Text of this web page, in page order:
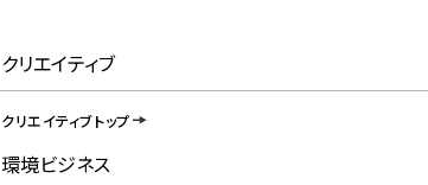
クリエイティブ
クリエイティブトップ
環境ビジネス